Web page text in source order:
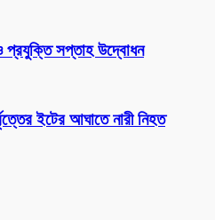
ও প্রযুক্তি সপ্তাহ উদ্বোধন
ইটের আঘাতে নারী নিহত